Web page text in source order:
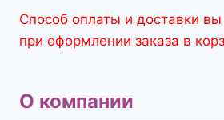
Способ оплаты и доставки
при оформлении заказа в
О компании